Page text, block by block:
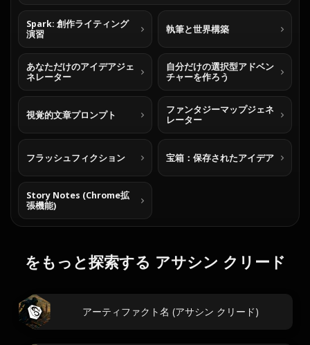
Spark: 創作ライティング
演習
執筆と世界構築
あなただけのアイデアジェ
ネレーター
自分だけの選択型アドベン
チャーを作ろう
視覚的文章プロンプト
ファンタジーマップジェネ
レーター
フラッシュフィクション 宝箱：保存されたアイデア
Story Notes (Chrome拡
張機能)
をもっと探索する アサシン クリード
アーティファクト名 (アサシン クリード)